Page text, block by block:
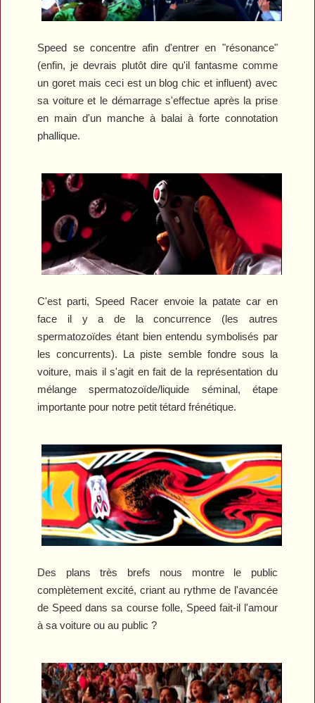
Speed se concentre afin d'entrer en "résonance"
(enfin, je devrais plutôt dire qu'il fantasme comme
un goret mais ceci est un blog chic et influent) avec
sa voiture et le démarrage s'effectue après la prise
en main d'un manche à balai à forte connotation
phallique.
C'est parti, Speed Racer envoie la patate car en
face il y a de la concurrence (les autres
spermatozoïdes étant bien entendu symbolisés par
les concurrents). La piste semble fondre sous la
voiture, mais il s'agit en fait de la représentation du
mélange spermatozoïde/liquide séminal, étape
importante pour notre petit tétard frénétique.
Des plans très brefs nous montre le public
complètement excité, criant au rythme de l'avancée
de Speed dans sa course folle, Speed fait-il l'amour
à sa voiture ou au public ?